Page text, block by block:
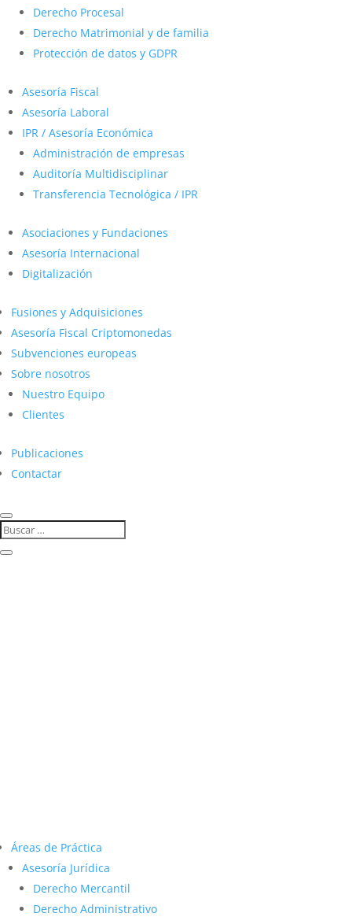
Derecho Procesal
Derecho Matrimonial y de familia
Protección de datos y GDPR
Asesoría Fiscal
Asesoría Laboral
IPR / Asesoría Económica
Administración de empresas
Auditoría Multidisciplinar
Transferencia Tecnológica / IPR
Asociaciones y Fundaciones
Asesoría Internacional
Digitalización
Fusiones y Adquisiciones
Asesoría Fiscal Criptomonedas
Subvenciones europeas
Sobre nosotros
Nuestro Equipo
Clientes
Publicaciones
Contactar
Áreas de Práctica
Asesoría Jurídica
Derecho Mercantil
Derecho Administrativo